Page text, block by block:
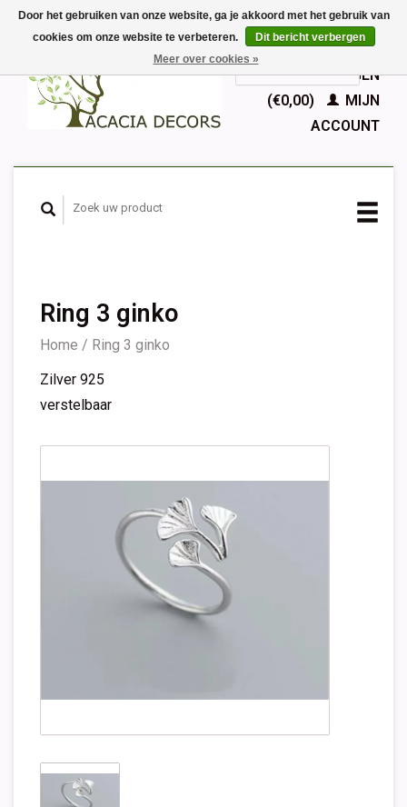
EUR
GBPNederlands
Deutsch
English
Français
WINKELWAGEN
(€0,00)
MIJN
ACCOUNT
Ring 3 ginko
Home / Ring 3 ginko
Zilver 925
verstelbaar
Door het gebruiken van onze website, ga je akkoord met het gebruik van
cookies om onze website te verbeteren.
Dit bericht verbergen
Meer over cookies »